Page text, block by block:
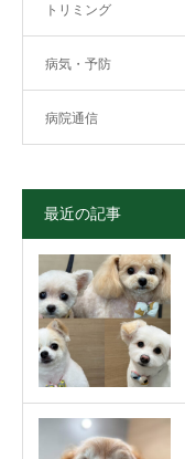
トリミング
病気・予防
病院通信
最近の記事